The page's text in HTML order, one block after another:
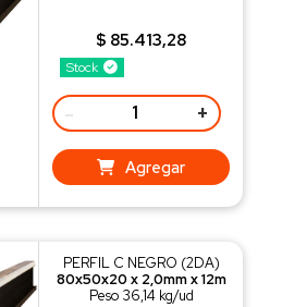
Stock
$ 85.413,28
- +
Agregar
PERFIL C NEGRO (2DA)
80x50x20 x 2,0mm x 12m
Peso 36,14 kg/ud